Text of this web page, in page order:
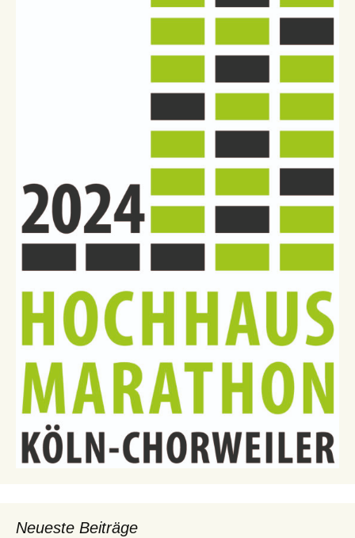
Neueste Beiträge